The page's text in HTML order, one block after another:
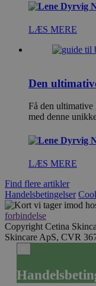
LÆS MERE
Den
Få den
med denne
LÆS MERE
Find flere artikler
Handelsbetingelser
forbindelse
Copyright Cetina
Skincare ApS, CVR